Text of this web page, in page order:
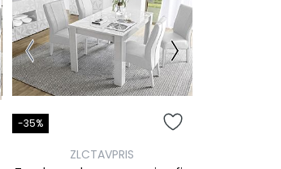
-35%
ZLCTAVPRIS